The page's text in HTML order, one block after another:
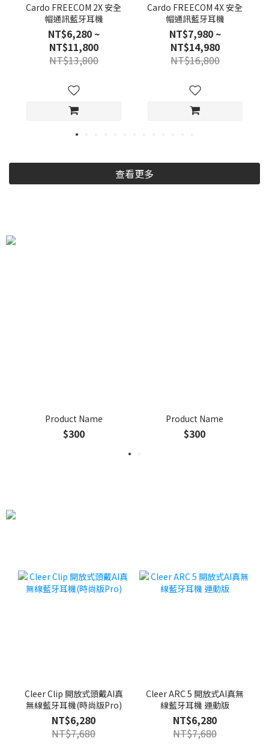
Cardo FREECOM 2X 安全
帽通訊藍牙耳機
NT$6,280 ~
NT$11,800
NT$13,800
Cardo FREECOM 4X 安全
帽通訊藍牙耳機
NT$7,980 ~
NT$14,980
NT$16,800
查看更多
Product Name
$300
Product Name
$300
Cleer Clip 開放式頭戴AI真
無線藍牙耳機(時尚版Pro)
NT$6,280
NT$7,680
Cleer ARC 5 開放式AI真無
線藍牙耳機 運動版
NT$6,280
NT$7,680